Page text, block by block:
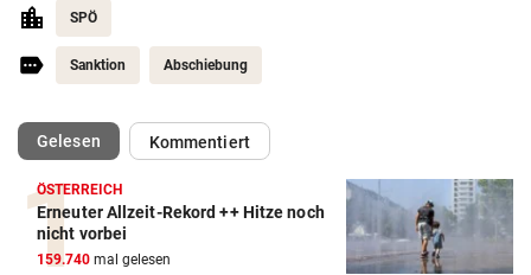
SPÖ
Sanktion Abschiebung
Gelesen(ausgewählt)Kommentiert
ÖSTERREICH
Erneuter Allzeit-Rekord ++ Hitze noch
nicht vorbei
159.740 mal gelesen